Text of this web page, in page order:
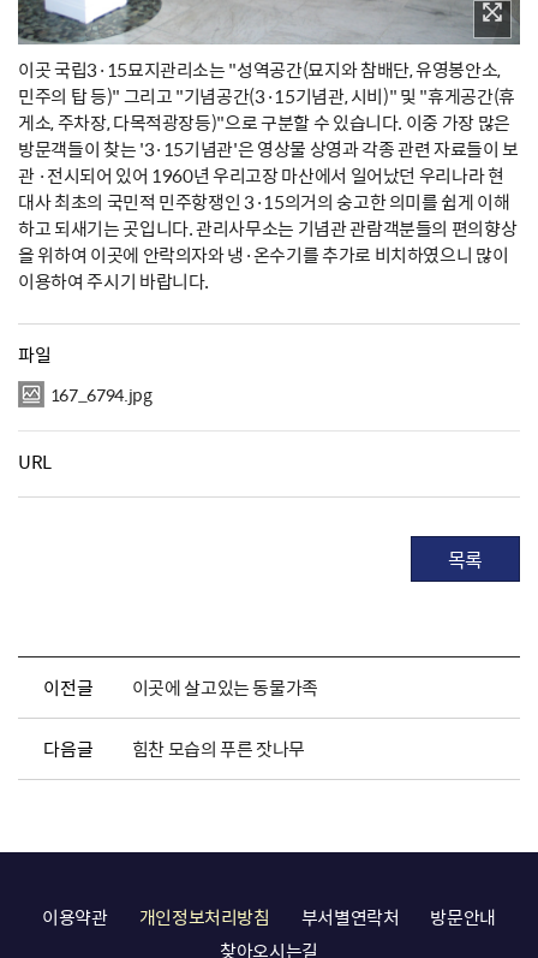
이곳 국립3·15묘지관리소는 "성역공간(묘지와 참배단, 유영봉안소,
민주의 탑 등)" 그리고 "기념공간(3·15기념관, 시비)" 및 "휴게공간(휴
게소, 주차장, 다목적광장등)"으로 구분할 수 있습니다. 이중 가장 많은
방문객들이 찾는 '3·15기념관'은 영상물 상영과 각종 관련 자료들이 보
관 ·전시되어 있어 1960년 우리고장 마산에서 일어났던 우리나라 현
대사 최초의 국민적 민주항쟁인 3·15의거의 숭고한 의미를 쉽게 이해
하고 되새기는 곳입니다. 관리사무소는 기념관 관람객분들의 편의향상
을 위하여 이곳에 안락의자와 냉·온수기를 추가로 비치하였으니 많이
이용하여 주시기 바랍니다.
파일
167_6794.jpg
URL
목록
이전글 이곳에 살고있는 동물가족
다음글 힘찬 모습의 푸른 잣나무
이용약관 개인정보처리방침 부서별연락처
방문안내
찾아오시는길